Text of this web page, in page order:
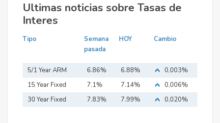
Ultimas noticias sobre Tasas de
Interes
Tipo
Semana
pasada
HOY Cambio
5/1 Year ARM 6.86% 6.88%
0,003%
15 Year Fixed
Mortgage
7.1% 7.14%
0,006%
30 Year Fixed
7.83% 7.99% 0,020%